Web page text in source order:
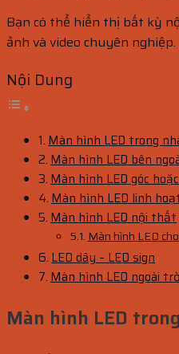
Bạn có thể hiển thị bất kỳ
ảnh và video chuyên nghiệp.
Nội Dung
Màn hình LED trong
Màn hình LED bên
Màn hình LED góc
Màn hình LED linh
Màn hình LED nội thất
Màn hình LED
LED dây – LED sign
Màn hình LED ngoài
Màn hình LED